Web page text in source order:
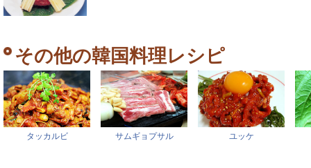
その他の韓国料理レシピ
タッカルビ サムギョプサル ユッケ